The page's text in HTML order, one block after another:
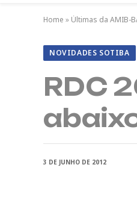
Home » Últimas da AMIB-
NOVIDADES SOTIBA
RDC
3 DE JUNHO DE 2012